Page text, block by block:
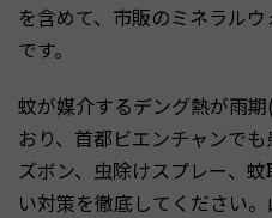
を含めて、市販のミネラル
です。
蚊が媒介するデング熱が雨
おり、首都ビエンチャンで
ズボン、虫除けスプレー、
い対策を徹底してください